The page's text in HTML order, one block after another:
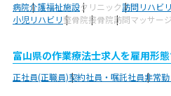
病院介護福祉施設クリニック訪問リハビ
小児リハビリ整骨院接骨院訪問マッサージ
富山県の作業療法士求人を雇用形
正社員(正職員)契約社員・嘱託社員非常